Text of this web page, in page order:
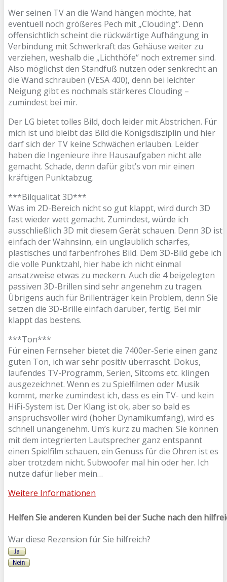
Wer seinen TV an die Wand hängen möchte, hat
eventuell noch größeres Pech mit „Clouding“. Denn
offensichtlich scheint die rückwärtige Aufhängung in
Verbindung mit Schwerkraft das Gehäuse weiter zu
verziehen, weshalb die „Lichthöfe“ noch extremer sind.
Also möglichst den Standfuß nutzen oder senkrecht an
die Wand schrauben (VESA 400), denn bei leichter
Neigung gibt es nochmals stärkeres Clouding –
zumindest bei mir.
Der LG bietet tolles Bild, doch leider mit Abstrichen. Für
mich ist und bleibt das Bild die Königsdisziplin und hier
darf sich der TV keine Schwächen erlauben. Leider
haben die Ingenieure ihre Hausaufgaben nicht alle
gemacht. Schade, denn dafür gibt’s von mir einen
kräftigen Punktabzug.
***Bilqualität 3D***
Was im 2D-Bereich nicht so gut klappt, wird durch 3D
fast wieder wett gemacht. Zumindest, würde ich
ausschließlich 3D mit diesem Gerät schauen. Denn 3D ist
einfach der Wahnsinn, ein unglaublich scharfes,
plastisches und farbenfrohes Bild. Dem 3D-Bild gebe ich
die volle Punktzahl, hier habe ich nicht einmal
ansatzweise etwas zu meckern. Auch die 4 beigelegten
passiven 3D-Brillen sind sehr angenehm zu tragen.
Übrigens auch für Brillenträger kein Problem, denn Sie
setzen die 3D-Brille einfach darüber, fertig. Bei mir
klappt das bestens.
***Ton***
Für einen Fernseher bietet die 7400er-Serie einen ganz
guten Ton, ich war sehr positiv überrascht. Dokus,
laufendes TV-Programm, Serien, Sitcoms etc. klingen
ausgezeichnet. Wenn es zu Spielfilmen oder Musik
kommt, merke zumindest ich, dass es ein TV- und kein
HiFi-System ist. Der Klang ist ok, aber so bald es
anspruchsvoller wird (hoher Dynamikumfang), wird es
schnell unangenehm. Um’s kurz zu machen: Sie können
mit dem integrierten Lautsprecher ganz entspannt
einen Spielfilm schauen, ein Genuss für die Ohren ist es
aber trotzdem nicht. Subwoofer mal hin oder her. Ich
nutze dafür lieber mein…
Weitere Informationen
Helfen Sie anderen Kunden bei der Suche nach den
War diese Rezension für Sie hilfreich?